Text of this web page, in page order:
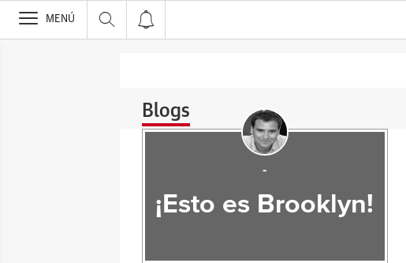
>
MENÚ
Blogs
-
¡Esto es Brooklyn!